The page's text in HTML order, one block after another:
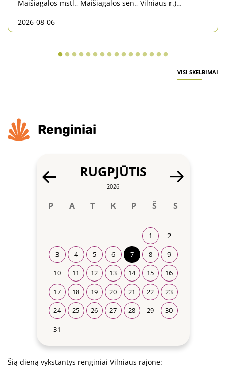
Maišiagalos mstl., Maišiagalos sen., Vilniaus r.)
sueiga.
2026-08-06
VISI SKELBIMAI
Renginiai
RUGPJŪTIS
2026
P A T K P Š S
1 2
3 4 5 6 7 8 9
10 11 12 13 14 15 16
17 18 19 20 21 22 23
24 25 26 27 28 29 30
31
Šią dieną vykstantys renginiai Vilniaus rajone: